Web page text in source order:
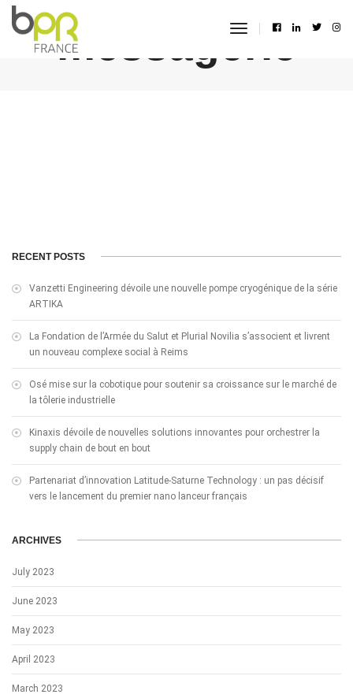
toggle
messagerie
RECENT POSTS
Vanzetti Engineering dévoile une nouvelle pompe cryogénique de la série
ARTIKA
La Fondation de l’Armée du Salut et Plurial Novilia s’associent et livrent
un nouveau complexe social à Reims
Osé mise sur la cobotique pour soutenir sa croissance sur le marché de
la tôlerie industrielle
Kinaxis dévoile de nouvelles solutions innovantes pour orchestrer la
supply chain de bout en bout
Partenariat d’innovation Latitude-Saturne Technology : un pas décisif
vers le lancement du premier nano lanceur français
ARCHIVES
July 2023
June 2023
May 2023
April 2023
March 2023